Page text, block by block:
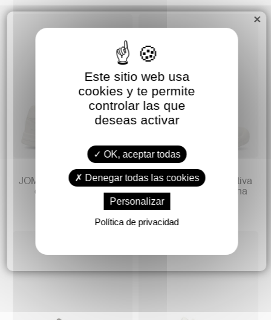
29,90 €
JOMA Zapatilla deportiva
colegial Academy
29,90 €
JOMA Zapatilla deportiva
colegial niña Gymkana
×
Este sitio web usa
cookies y te permite
controlar las que
deseas activar
OK, aceptar todas
Denegar todas las cookies
Personalizar
Política de privacidad